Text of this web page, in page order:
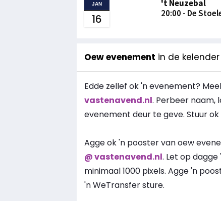
JAN
16
't Neuzebal
20:00 - De
Oew evenement in de kelender
Edde zellef ok 'n evenement?
vastenavend.nl. Perbeer naam,
evenement deur te geve. Stuur
Agge ok 'n pooster van oew
@ vastenavend.nl. Let op
minimaal 1000 pixels. Agge 'n
'n WeTransfer sture.